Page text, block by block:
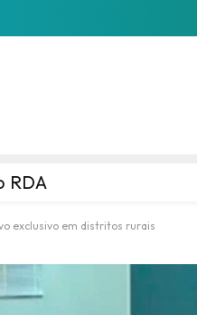
RDA
exclusivo em distritos rurais